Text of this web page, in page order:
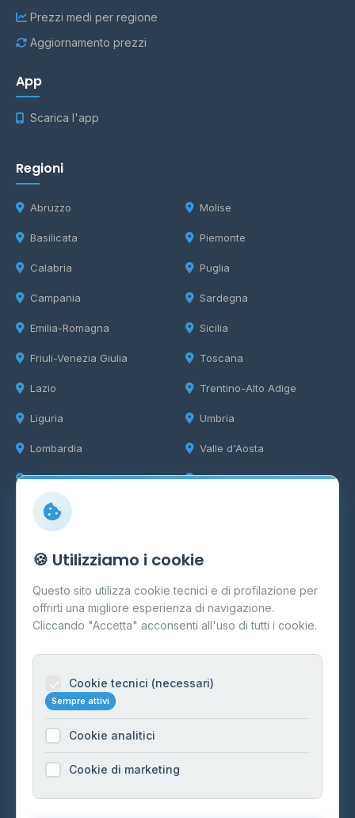
Prezzi medi per regione
Aggiornamento prezzi
App
Scarica l'app
Regioni
Abruzzo
Basilicata
Calabria
Campania
Emilia-Romagna
Friuli-Venezia Giulia
Lazio
Liguria
Lombardia
Marche
Molise
Piemonte
Puglia
Sardegna
Sicilia
Toscana
Trentino-Alto Adige
Umbria
Valle d'Aosta
Veneto
Info
Cos'è il GPL
FAQ
Contatti
Informazioni legali
Cookie Policy
Preferenze Cookie
Mappa del sito
🍪 Utilizziamo i cookie
Questo sito utilizza cookie tecnici e di profilazione per
offrirti una migliore esperienza di navigazione.
Cliccando "Accetta" acconsenti all'uso di tutti i cookie.
Cookie tecnici (necessari)
Sempre attivi
Cookie analitici
Cookie di marketing